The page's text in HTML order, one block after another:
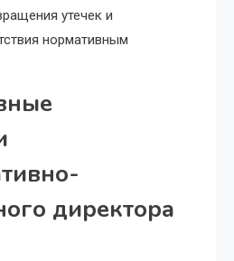
утечек и
нормативным
директора